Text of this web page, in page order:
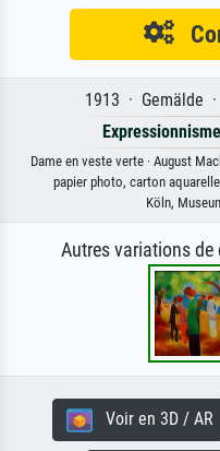
1913 · Gemälde
Expressionnisme
Dame en veste verte · August
papier photo, carton
Köln,
Autres variations de
Voir en 3D / AR